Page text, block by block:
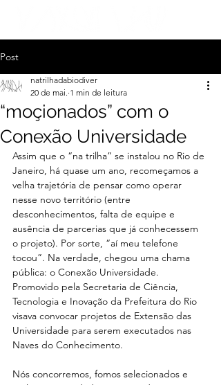
Post
“moçionados” com o
Conexão Universidade
natrilhadabiodiver
20 de mai. 1 min de leitura
Assim que o “na trilha” se instalou no Rio de
Janeiro, há quase um ano, recomeçamos a
velha trajetória de pensar como operar
nesse novo território (entre
desconhecimentos, falta de equipe e
ausência de parcerias que já conhecessem
o projeto). Por sorte, “aí meu telefone
tocou”. Na verdade, chegou uma chama
pública: o Conexão Universidade.
Promovido pela Secretaria de Ciência,
Tecnologia e Inovação da Prefeitura do Rio
visava convocar projetos de Extensão das
Universidade para serem executados nas
Naves do Conhecimento.
Nós concorremos, fomos selecionados e